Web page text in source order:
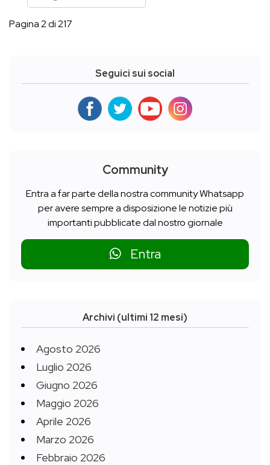
Pagina 2 di 217
Seguici sui social
Community
Entra a far parte della nostra community Whatsapp
per avere sempre a disposizione le notizie più
importanti pubblicate dal nostro giornale
Entra
Archivi (ultimi 12 mesi)
Agosto 2026
Luglio 2026
Giugno 2026
Maggio 2026
Aprile 2026
Marzo 2026
Febbraio 2026